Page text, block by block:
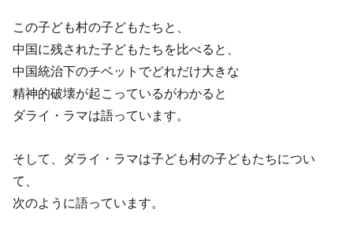
この子ども村の子どもたちと、
中国に残された子どもたちを比べると、
中国統治下のチベットでどれだけ大きな
精神的破壊が起こっているがわかると
ダライ・ラマは語っています。
そして、ダライ・ラマは子ども村の子どもたちについ
て、
次のように語っています。